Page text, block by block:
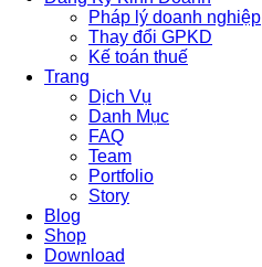
Pháp lý doanh nghiệp
Thay đổi GPKD
Kế toán thuế
Trang
Dịch Vụ
Danh Mục
FAQ
Team
Portfolio
Story
Blog
Shop
Download